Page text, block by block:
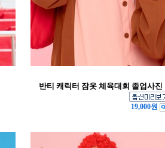
반티 캐릭터 잠옷 체육대회 졸업사
19,000원